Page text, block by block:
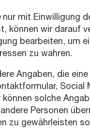
nur mit Einwilligung
können wir darauf
bearbeiten, um
zu wahren.
Angaben, die
Social
solche
Personen
zu gewährleisten